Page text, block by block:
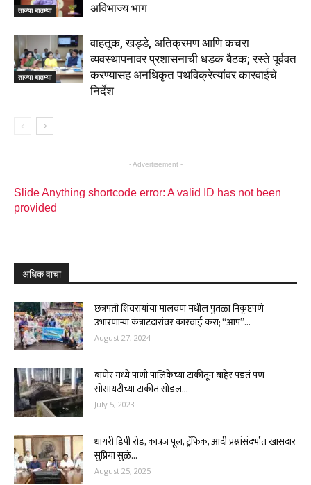
ताज्या बातम्या
अविभाज्य भाग
ताज्या बातम्या
वाहतूक, खड्डे, अतिक्रमण आणि कचरा
व्यवस्थापनावर प्रशासनाची धडक बैठक; रस्ते पूर्ववत
करण्यासह अनधिकृत पथविक्रेत्यांवर कारवाईचे
निर्देश
- Advertisement -
Slide Anything shortcode error: A valid ID has not been
provided
अधिक वाचा
छत्रपती शिवरायांचा मालवण मधील पुतळा निकृष्टपणे
उभारणार्‍या कंत्राटदारांवर कारवाई करा; “आप”...
August 27, 2024
बाणेर मध्ये पाणी पालिकेच्या टाकीतून बाहेर पडतं पण
सोसायटीच्या टाकीत सोडलं...
July 5, 2023
धायरी डिपी रोड, कात्रज पूल, ट्रॅफिक, आदी प्रश्नांसंदर्भात खासदार
सुप्रिया सुळे...
August 25, 2025